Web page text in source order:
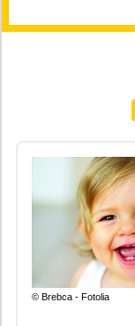
© Brebca - Fotolia